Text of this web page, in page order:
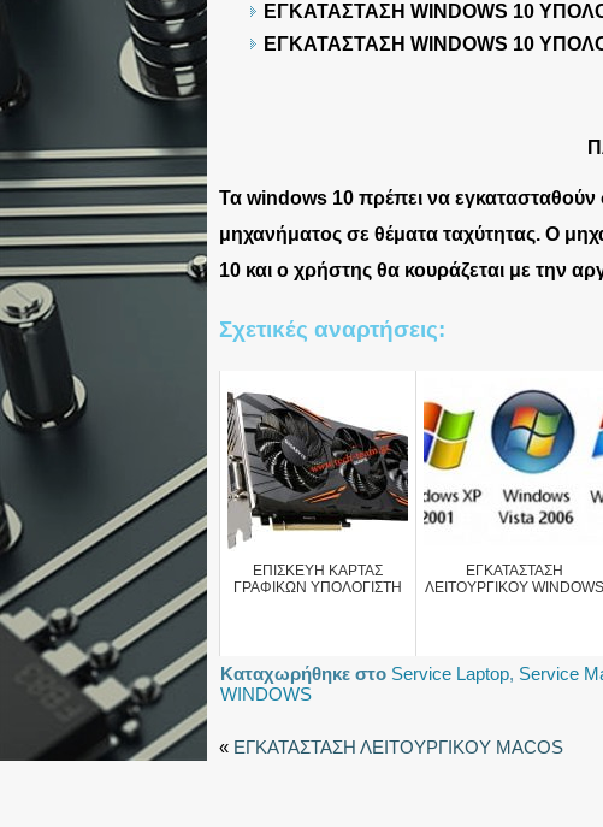
ΕΓΚΑΤΑΣΤΑΣΗ WINDOWS 10
ΕΓΚΑΤΑΣΤΑΣΗ WINDOWS 10
Τα windows 10 πρέπει να εγκατασταθούν
μηχανήματος σε θέματα ταχύτητας. Ο
10 και ο χρήστης θα κουράζεται με την
Σχετικές αναρτήσεις:
ΕΠΙΣΚΕΥΗ ΚΑΡΤΑΣ
ΓΡΑΦΙΚΩΝ ΥΠΟΛΟΓΙΣΤΗ
ΕΓΚΑΤΑΣΤΑΣΗ
ΛΕΙΤΟΥΡΓΙΚΟΥ WINDOWS
Καταχωρήθηκε στο Service Laptop, Service
WINDOWS
« ΕΓΚΑΤΑΣΤΑΣΗ ΛΕΙΤΟΥΡΓΙΚΟΥ MACOS